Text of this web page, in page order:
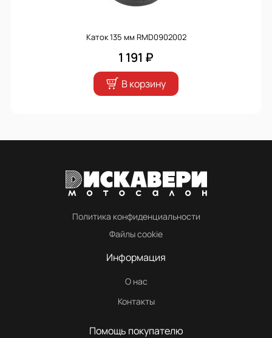
Каток 135 мм RMD0902002
1 191 ₽
В корзину
Политика конфиденциальности
Файлы cookie
Информация
О нас
Контакты
Помощь покупателю